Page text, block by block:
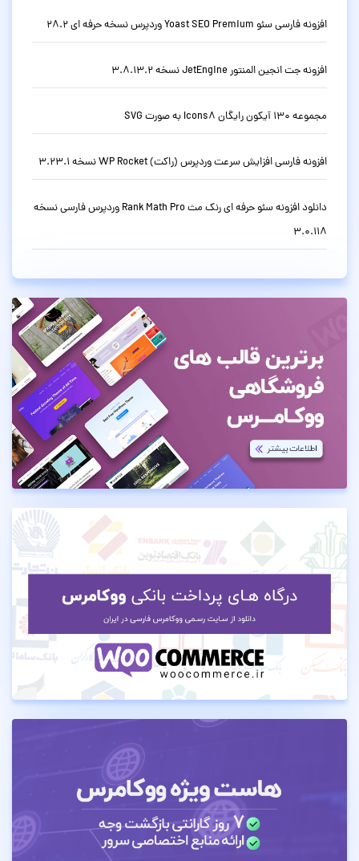
افزونه فارسی سئو Yoast SEO Premium وردپرس نسخه حرفه ای 28.2
افزونه جت انجین المنتور JetEngine نسخه 3.8.13.2
مجموعه 130 آیکون رایگان Icons8 به صورت SVG
افزونه فارسی افزایش سرعت وردپرس (راکت) WP Rocket نسخه 3.23.1
دانلود افزونه سئو حرفه ای رنک مث Rank Math Pro وردپرس فارسی نسخه
3.0.118